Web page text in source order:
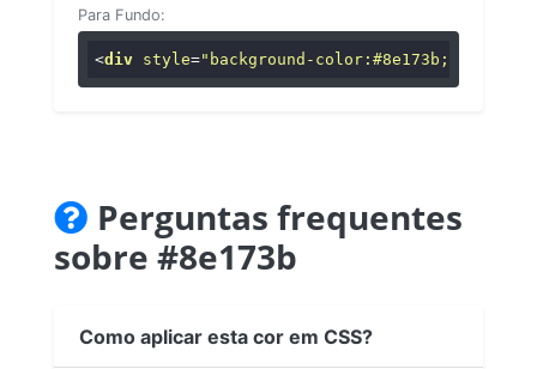
Para Fundo:
<div style="background-color:#8e173b;"
Perguntas frequentes
sobre #8e173b
Como aplicar esta cor em CSS?